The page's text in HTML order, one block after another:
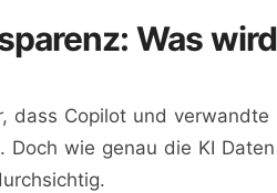
Was
dass Copilot und verwandte
Doch wie genau die KI